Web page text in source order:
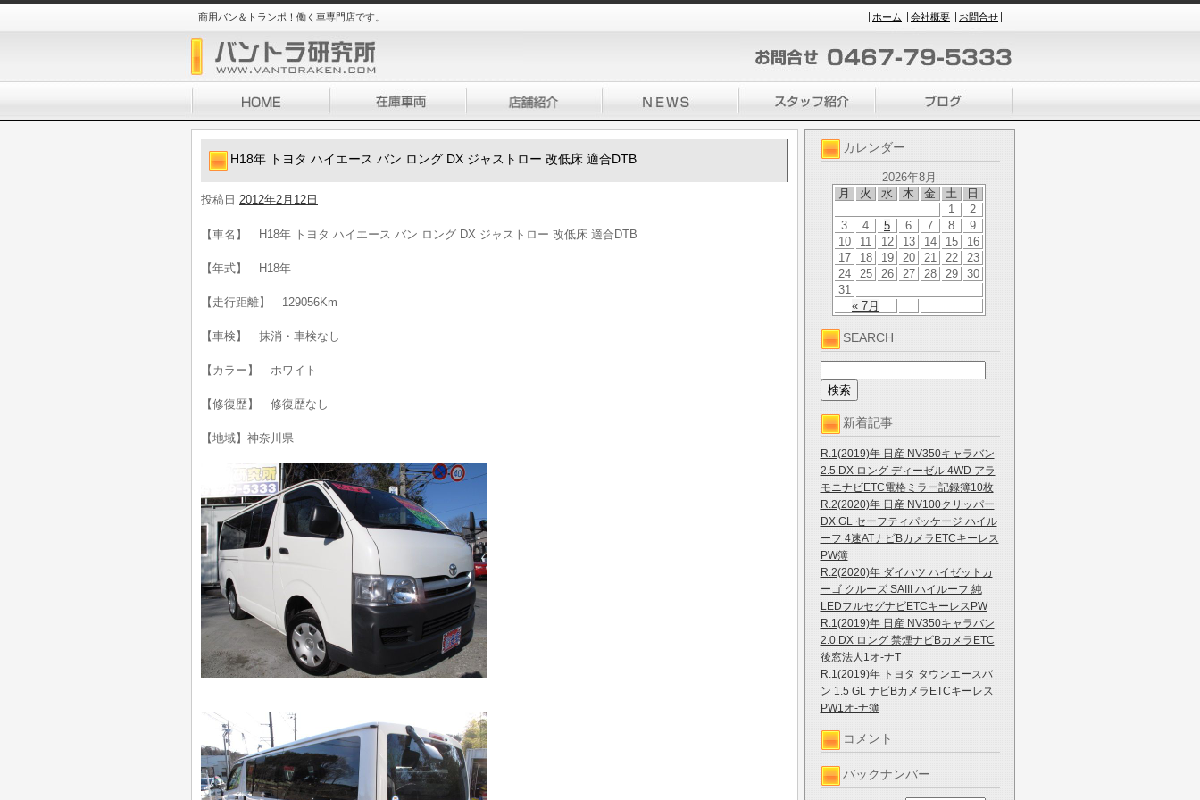
商用バン＆トランポ！働く車専門店です。 ホーム 会社概要 お問合せ
カレンダー
2026年8月
月
火 水 木 金 土 日
« 7月
1
2
3
4 5 6 7 8
9
10
11 12 13 14 15
16
17
18 19 20 21 22
23
24
25 26 27 28 29
30
31
SEARCH
新着記事
R.1(2019)年 日産 NV350キャラバン
2.5 DX ロング ディーゼル 4WD アラ
モニナビETC電格ミラー記録簿10枚
R.2(2020)年 日産 NV100クリッパー
DX GL セーフティパッケージ ハイル
ーフ 4速ATナビBカメラETCキーレス
PW簿
R.2(2020)年 ダイハツ ハイゼットカ
ーゴ クルーズ SAIII ハイルーフ 純
LEDフルセグナビETCキーレスPW
R.1(2019)年 日産 NV350キャラバン
2.0 DX ロング 禁煙ナビBカメラETC
後窓法人1オ-ナT
R.1(2019)年 トヨタ タウンエースバ
ン 1.5 GL ナビBカメラETCキーレス
PW1オ-ナ簿
コメント
バックナンバー
H18年 トヨタ ハイエース バン ロング DX ジャストロー 改低床 適合DTB
投稿日 2012年2月12日
【車名】 H18年 トヨタ ハイエース バン ロング DX ジャストロー 改低床 適合DTB
【年式】 H18年
【走行距離】 129056Km
【車検】 抹消・車検なし
【カラー】 ホワイト
【修復歴】 修復歴なし
【地域】神奈川県